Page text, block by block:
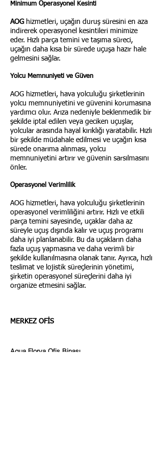
Minimum Operasyonel Kesinti
AOGhizmetleri, uçağın duruş süresini en aza
indirerek operasyonel kesintileri minimize
eder. Hızlı parça temini ve taşıma süreci,
uçağın daha kısa bir sürede uçuşa hazır hale
gelmesini sağlar.
Yolcu Memnuniyeti ve Güven
AOG hizmetleri, hava yolculuğu şirketlerinin
yolcu memnuniyetini ve güvenini korumasına
yardımcı olur. Arıza nedeniyle beklenmedik bir
şekilde iptal edilen veya geciken uçuşlar,
yolcular arasında hayal kırıklığı yaratabilir. Hızlı
bir şekilde müdahale edilmesi ve uçağın kısa
sürede onarıma alınması, yolcu
memnuniyetini artırır ve güvenin sarsılmasını
önler.
Operasyonel Verimlilik
AOG hizmetleri, hava yolculuğu şirketlerinin
operasyonel verimliliğini artırır. Hızlı ve etkili
parça temini sayesinde, uçaklar daha az
süreyle uçuş dışında kalır ve uçuş programı
daha iyi planlanabilir. Bu da uçakların daha
fazla uçuş yapmasına ve daha verimli bir
şekilde kullanılmasına olanak tanır. Ayrıca, hızlı
teslimat ve lojistik süreçlerinin yönetimi,
şirketin operasyonel süreçlerini daha iyi
organize etmesini sağlar.
MERKEZ OFİS
Aqua Florya Ofis Binası